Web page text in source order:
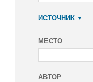
ИСТОЧНИК
МЕСТО
АВТОР